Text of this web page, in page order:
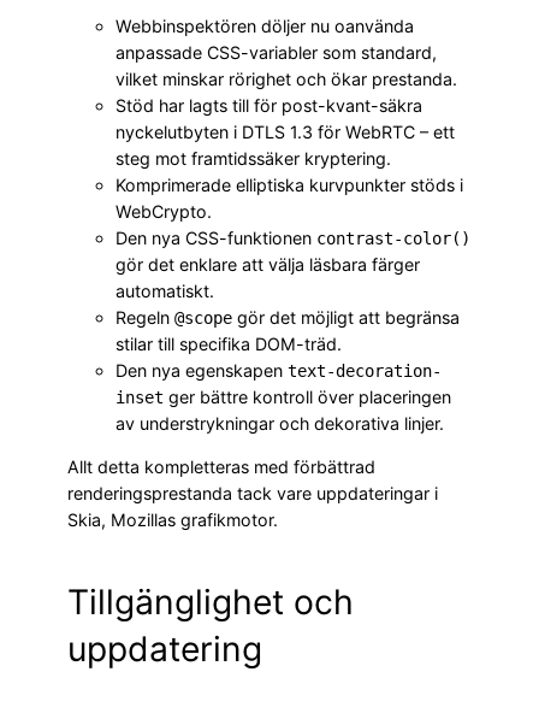
Webbinspektören döljer nu oanvända
anpassade CSS-variabler som standard,
vilket minskar rörighet och ökar prestanda.
Stöd har lagts till för post-kvant-säkra
nyckelutbyten i DTLS 1.3 för WebRTC – ett
steg mot framtidssäker kryptering.
Komprimerade elliptiska kurvpunkter stöds i
WebCrypto.
Den nya CSS-funktionen contrast-color()
gör det enklare att välja läsbara färger
automatiskt.
Regeln @scope gör det möjligt att begränsa
stilar till specifika DOM-träd.
Den nya egenskapen text-decoration-
inset ger bättre kontroll över placeringen
av understrykningar och dekorativa linjer.
Allt detta kompletteras med förbättrad
renderingsprestanda tack vare uppdateringar i
Skia, Mozillas grafikmotor.
Tillgänglighet och
uppdatering